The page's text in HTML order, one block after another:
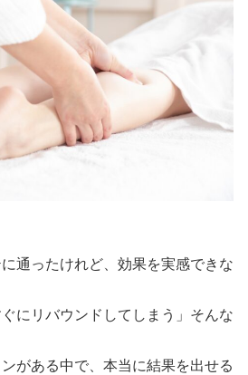
に通ったけれど、効果を実感できな
ぐにリバウンドしてしまう」そんな
がある中で、本当に結果を出せる